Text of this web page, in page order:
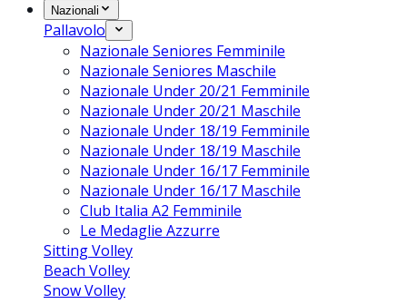
Nazionali
Pallavolo
Nazionale Seniores Femminile
Nazionale Seniores Maschile
Nazionale Under 20/21 Femminile
Nazionale Under 20/21 Maschile
Nazionale Under 18/19 Femminile
Nazionale Under 18/19 Maschile
Nazionale Under 16/17 Femminile
Nazionale Under 16/17 Maschile
Club Italia A2 Femminile
Le Medaglie Azzurre
Sitting Volley
Beach Volley
Snow Volley